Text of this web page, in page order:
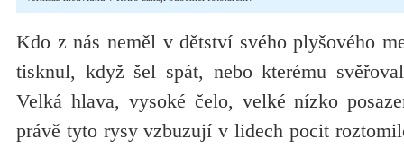
Kdo z nás neměl v dětství svého plyšového
tisknul, když šel spát, nebo kterému
Velká hlava, vysoké čelo, velké nízko
právě tyto rysy vzbuzují v lidech pocit